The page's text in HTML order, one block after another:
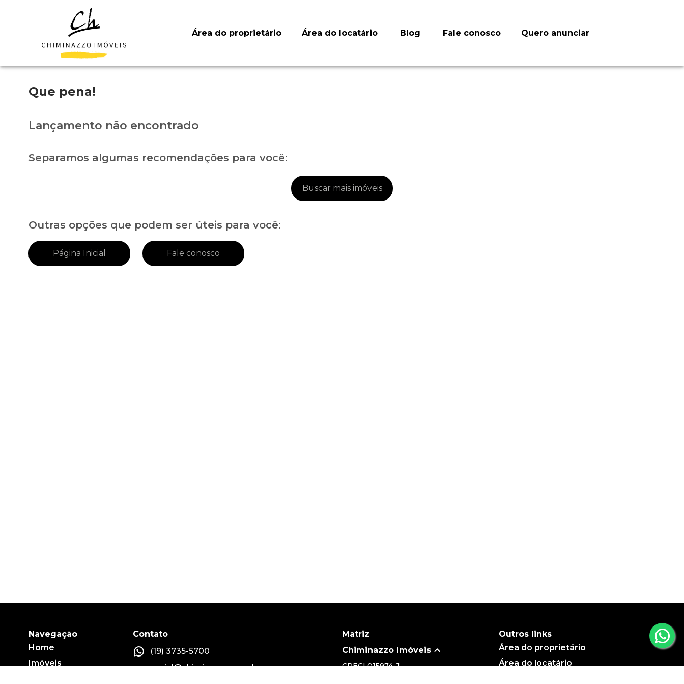
Área do proprietário Área do locatário Blog Fale conosco Quero anunciar
Que pena!
Lançamento não encontrado
Separamos algumas recomendações para você:
Buscar mais imóveis
Outras opções que podem ser úteis para você:
Página Inicial Fale conosco
Navegação
Home
Imóveis
Contato
(19) 3735-5700
comercial@chiminazzo.com.br
Matriz
Chiminazzo Imóveis
CRECI015974-J
Outros links
Área do proprietário
Área do locatário